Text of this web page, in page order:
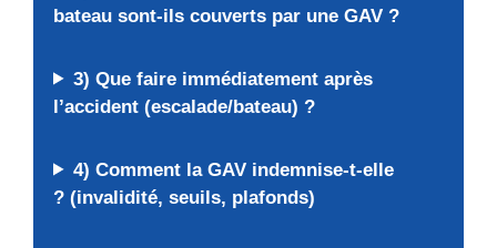
bateau sont-ils couverts par une GAV ?
3) Que faire immédiatement après
l’accident (escalade/bateau) ?
4) Comment la GAV indemnise-t-elle
? (invalidité, seuils, plafonds)